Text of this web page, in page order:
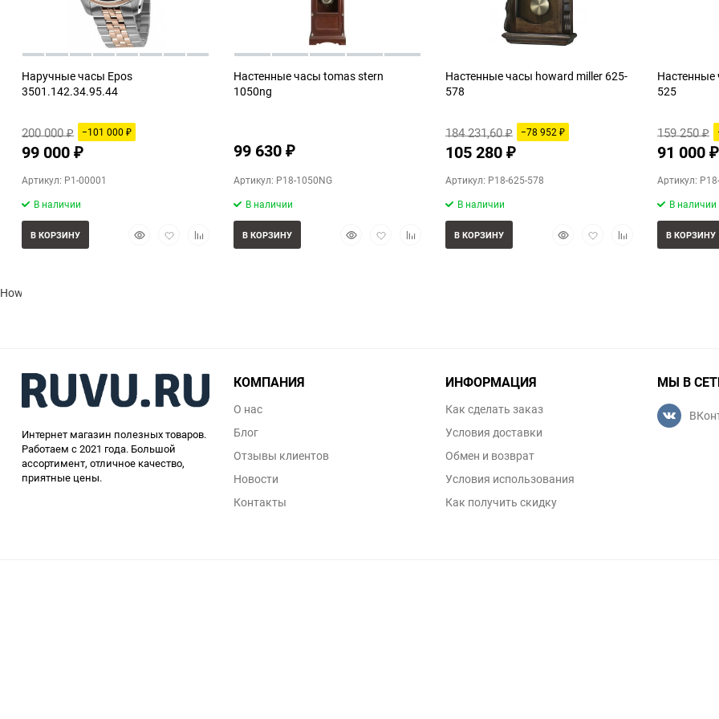
Наручные часы Epos
3501.142.34.95.44
200 000₽ −101 000 ₽
99 000 ₽
Артикул: P1-00001
В наличии
БыстрыйДобавитьДобавить
В КОРЗИНУ
Настенные часы tomas stern
1050ng
99 630 ₽
Артикул: P18-1050NG
В наличии
БыстрыйДобавитьДобавить
В КОРЗИНУ
Настенные часы howard miller 625-
578
184 231,60₽ −78 952 ₽
105 280 ₽
Артикул: P18-625-578
В наличии
БыстрыйДобавитьДобавить
В КОРЗИНУ
Настенные
525
159 250₽
91 000 ₽
Артикул:
В наличии
В КОРЗИНУ
Howard Miller
Интернет магазин полезных товаров.
Работаем с 2021 года. Большой
ассортимент, отличное качество,
приятные цены.
КОМПАНИЯ
О нас
Блог
Отзывы клиентов
Новости
Контакты
ИНФОРМАЦИЯ
Как сделать заказ
Условия доставки
Обмен и возврат
Условия использования
Как получить скидку
МЫ В